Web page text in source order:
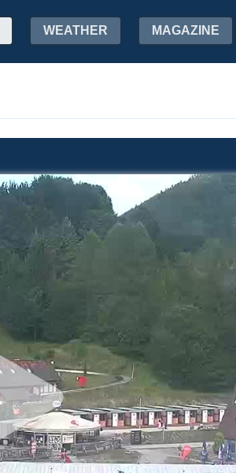
WEATHER MAGAZINE